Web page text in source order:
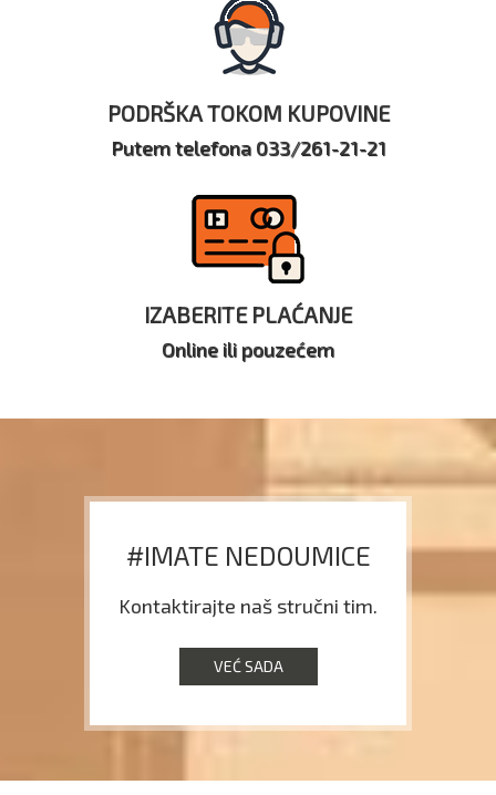
PODRŠKA TOKOM KUPOVINE
Putem telefona 033/261-21-21
IZABERITE PLAĆANJE
Online ili pouzećem
#IMATE NEDOUMICE
Kontaktirajte naš stručni tim.
VEĆ SADA